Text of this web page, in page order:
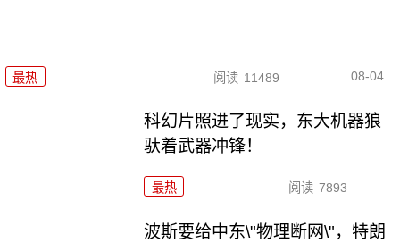
最热 阅读 11489 08-04
科幻片照进了现实，东大机器狼
驮着武器冲锋！
最热 阅读 7893
波斯要给中东\"物理断网\"，特朗